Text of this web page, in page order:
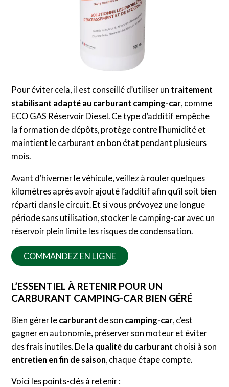
Pour éviter cela, il est conseillé d’utiliser un traitement
stabilisant adapté au carburant camping-car, comme
ECO GAS Réservoir Diesel. Ce type d’additif empêche
la formation de dépôts, protège contre l’humidité et
maintient le carburant en bon état pendant plusieurs
mois.
Avant d’hiverner le véhicule, veillez à rouler quelques
kilomètres après avoir ajouté l’additif afin qu’il soit bien
réparti dans le circuit. Et si vous prévoyez une longue
période sans utilisation, stocker le camping-car avec un
réservoir plein limite les risques de condensation.
COMMANDEZ EN LIGNE
L’ESSENTIEL À RETENIR POUR UN
CARBURANT CAMPING-CAR BIEN GÉRÉ
Bien gérer le carburant de son camping-car , c’est
gagner en autonomie, préserver son moteur et éviter
des frais inutiles. De la qualité du carburant choisi à son
entretien en fin de saison , chaque étape compte.
Voici les points-clés à retenir :